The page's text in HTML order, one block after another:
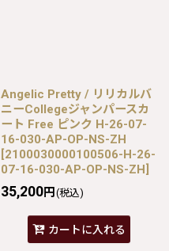
Angelic Pretty / リリカルバ
ニーCollegeジャンパースカ
ート Free ピンク H-26-07-
16-030-AP-OP-NS-ZH
[2100030000100506-H-26-
07-16-030-AP-OP-NS-ZH]
35,200円 (税込)
カートに入れる